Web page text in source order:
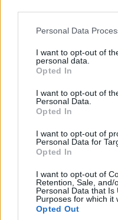
Please note that this
not limited to your visit or
grant or deny consent to
use your data for below
consent section.
Personal Data
I want to opt-out of
personal data.
Opted In
I want to opt-out of
Personal Data.
Opted In
I want to opt-out of
Personal Data for
Opted In
I want to opt-out of
Retention, Sale, and/
Personal Data that Is
Purposes for which it
Opted Out
AUTORE
Edoardo
Palermo,
in via
In redazione
e custodisce
mappe della